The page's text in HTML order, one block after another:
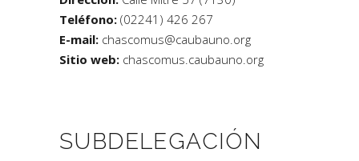
Teléfono: (02241) 426 267
E-mail: chascomus@caubauno.org
Sitio web: chascomus.caubauno.org
SUBDELEGACIÓN